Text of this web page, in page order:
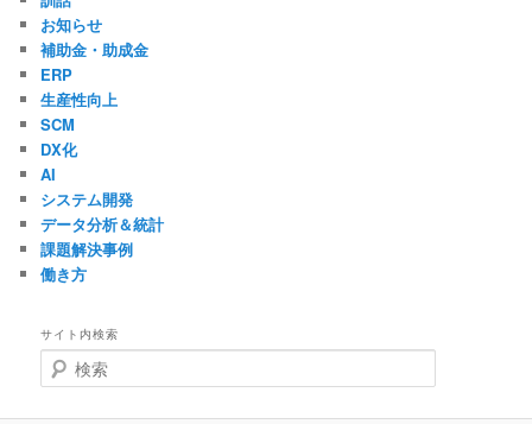
お知らせ
補助金・助成金
ERP
生産性向上
SCM
DX化
AI
システム開発
データ分析＆統計
課題解決事例
働き方
サイト内検索
検
索